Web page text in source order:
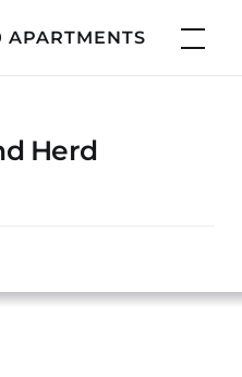
APARTMENTS
Herd